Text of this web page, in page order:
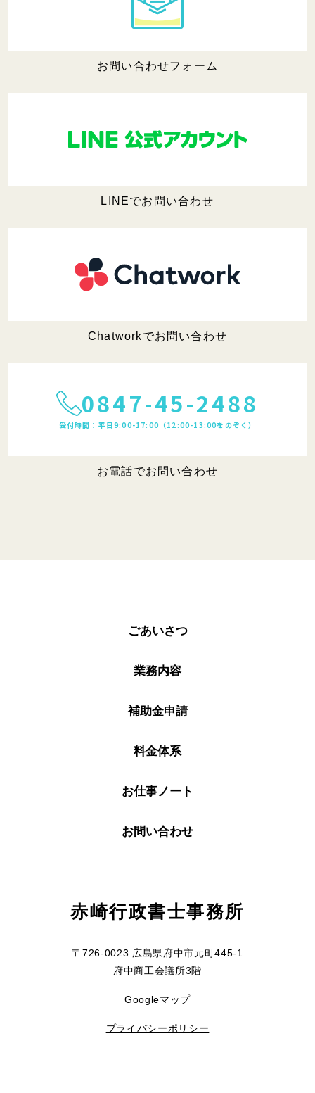
お問い合わせフォーム
LINEでお問い合わせ
Chatworkでお問い合わせ
0847-45-2488
受付時間：平日9:00-17:00（12:00-13:00をのぞく）
お電話でお問い合わせ
ごあいさつ
業務内容
補助金申請
料金体系
お仕事ノート
お問い合わせ
赤崎行政書士事務所
〒726-0023 広島県府中市元町445-1
府中商工会議所3階
Googleマップ
プライバシーポリシー